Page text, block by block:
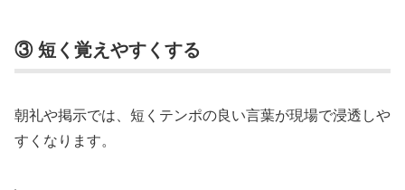
③ 短く覚えやすくする
朝礼や掲示では、短くテンポの良い言葉が現場で浸透しや
すくなります。